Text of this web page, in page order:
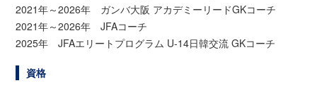
2021年～2026年 ガンバ大阪 アカデミーリードGKコーチ
2021年～2026年 JFAコーチ
2025年 JFAエリートプログラム U-14日韓交流 GKコーチ
資格